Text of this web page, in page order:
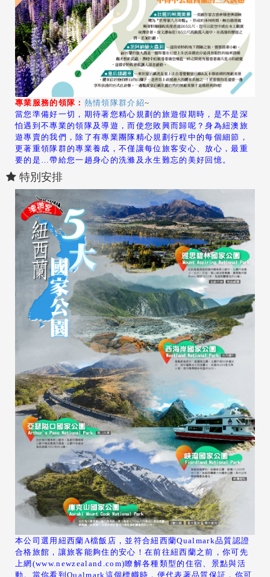
專業服務的領隊： 熱情領隊群介紹~
當您準備好一切，期待著您精心規劃的旅遊假期時，是不是深
怕遇到不專業的領隊及導遊，而使您敗興而歸呢？身為紐澳旅
遊專賣的我們，除了有專業團隊精心規劃行程中的每個細節，
更著重領隊群的專業養成，不僅讓每位旅客安心、放心，最重
要的是…帶給您一趟身心的洗滌及永生難忘的美好回憶。
特別安排
本公司選用紐西蘭A檔飯店，並符合紐西蘭Qualmark品質認證
合格旅館，讓旅客能夠住的安心！在前往紐西蘭之前，你可先
上網(www.newzealand.com)瞭解各種類型的住宿、景點與活
動。當你看到Qualmark這個標幟時，便代表著品質保証，你可